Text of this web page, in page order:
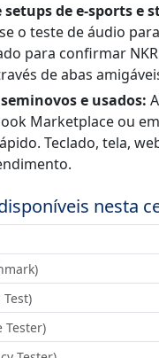
de e-sports e
o teste de áudio
para confirmar
de abas
e usados:
Marketplace ou
Teclado, tela,
nesta
Test)
Tester)